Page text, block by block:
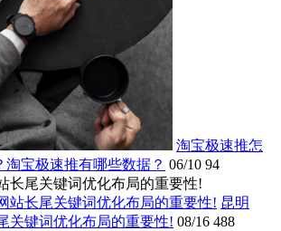
淘宝极速推怎
淘宝极速推有哪些数据？ 06/10 94
长尾关键词优化布局的重要性!
昆明
关键词优化布局的重要性! 08/16 488